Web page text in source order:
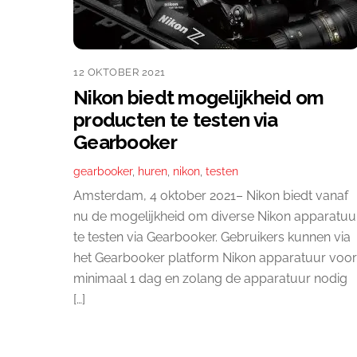
12 OKTOBER 2021
Nikon biedt mogelijkheid om
producten te testen via
Gearbooker
gearbooker, huren nikon testen
Amsterdam, 4 oktober 2021– Nikon biedt vanaf
nu de mogelijkheid om diverse Nikon
te testen via Gearbooker. Gebruikers kunnen via
het Gearbooker platform Nikon apparatuur voor
minimaal 1 dag en zolang de apparatuur nodig
[…]